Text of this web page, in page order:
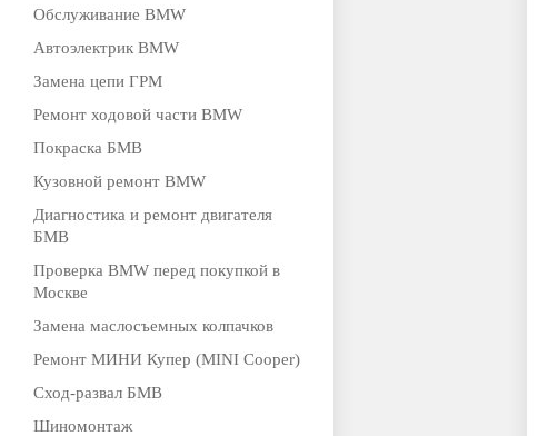
Обслуживание BMW
Автоэлектрик BMW
Замена цепи ГРМ
Ремонт ходовой части BMW
Покраска БМВ
Кузовной ремонт BMW
Диагностика и ремонт двигателя
БМВ
Проверка BMW перед покупкой в
Москве
Замена маслосъемных колпачков
Ремонт МИНИ Купер (MINI Cooper)
Сход-развал БМВ
Шиномонтаж